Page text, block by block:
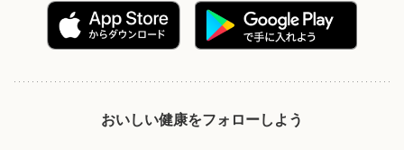
おいしい健康をフォローしよう